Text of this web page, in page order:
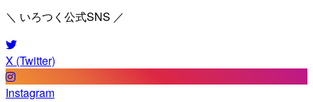
＼ いろつく公式SNS ／
X (Twitter)
Instagram